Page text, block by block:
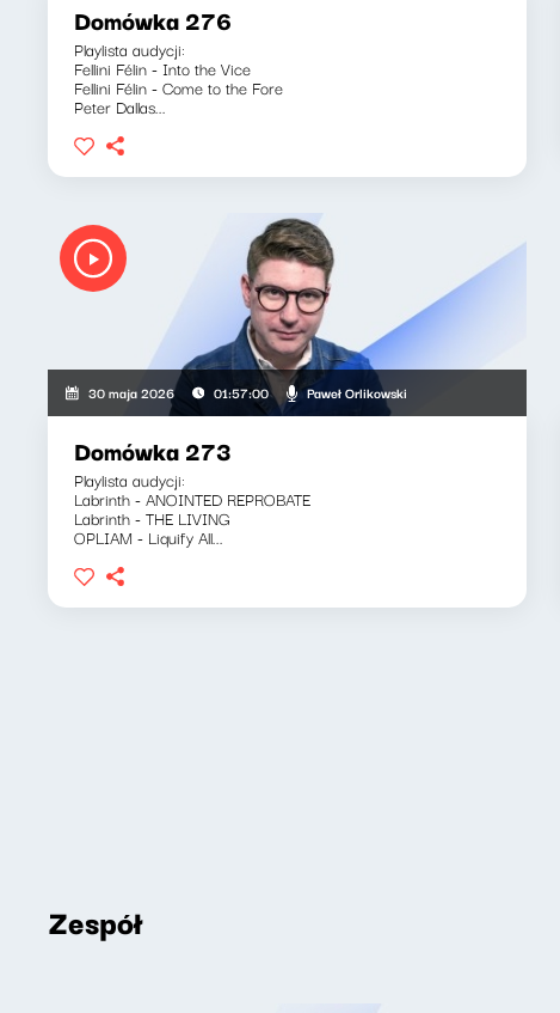
Domówka 276
Playlista audycji:
Fellini Félin - Into the Vice
Fellini Félin - Come to the Fore
Peter Dallas...
30 maja 2026 01:57:00 Paweł Orlikowski
Domówka 273
Playlista audycji:
Labrinth - ANOINTED REPROBATE
Labrinth - THE LIVING
OPLIAM - Liquify All...
Zespół